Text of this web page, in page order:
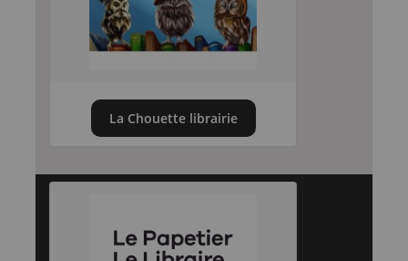
La Chouette librairie